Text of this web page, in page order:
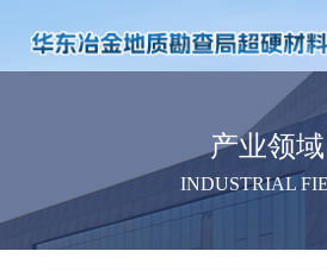
产业领域
INDUSTRIAL